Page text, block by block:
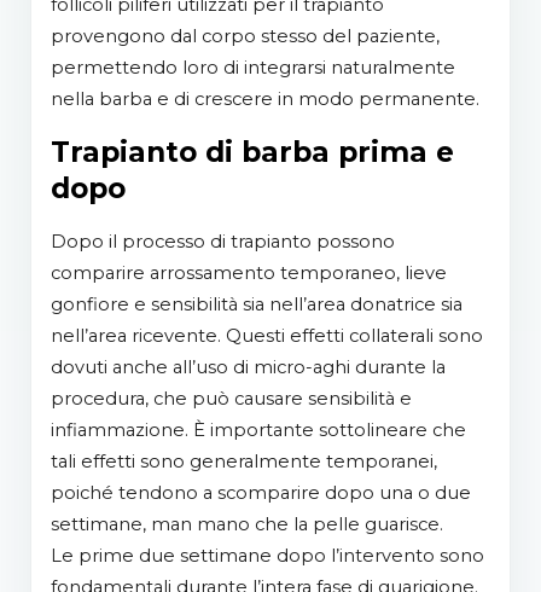
follicoli piliferi utilizzati per il trapianto
provengono dal corpo stesso del paziente,
permettendo loro di integrarsi naturalmente
nella barba e di crescere in modo permanente.
Trapianto di barba prima e
dopo
Dopo il processo di trapianto possono
comparire arrossamento temporaneo, lieve
gonfiore e sensibilità sia nell’area donatrice sia
nell’area ricevente. Questi effetti collaterali sono
dovuti anche all’uso di micro-aghi durante la
procedura, che può causare sensibilità e
infiammazione. È importante sottolineare che
tali effetti sono generalmente temporanei,
poiché tendono a scomparire dopo una o due
settimane, man mano che la pelle guarisce.
Le prime due settimane dopo l’intervento sono
fondamentali durante l’intera fase di guarigione.